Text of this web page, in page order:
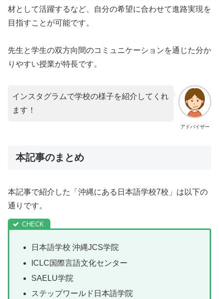
材として活躍するなど、自分の希望に合わせて進路実現を
目指すことが可能です。
先生と学生の双方向間のコミュニケーションを通じた分か
りやすい授業が特長です。
アドバイザー
インスタグラムで学校の様子を紹介してくれ
ます！
本記事のまとめ
本記事で紹介した「沖縄にある日本語学校7校」は以下の
通りです。
日本語学校 沖縄JCS学院
ICLC国際言語文化センター
SAELU学院
ステップワールド日本語学院